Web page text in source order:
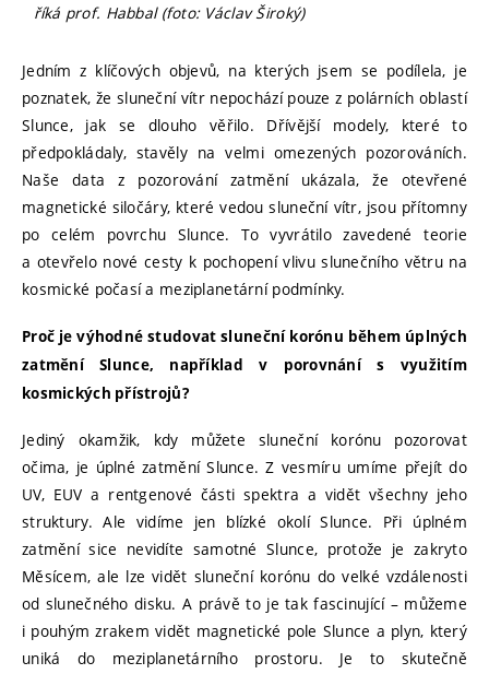
říká prof. Habbal (foto: Václav Široký)
Jedním z klíčových objevů, na kterých jsem se podílela, je
poznatek, že sluneční vítr nepochází pouze z polárních oblastí
Slunce, jak se dlouho věřilo. Dřívější modely, které to
předpokládaly, stavěly na velmi omezených pozorováních.
Naše data z pozorování zatmění ukázala, že otevřené
magnetické siločáry, které vedou sluneční vítr, jsou přítomny
po celém povrchu Slunce. To vyvrátilo zavedené teorie
a otevřelo nové cesty k pochopení vlivu slunečního větru na
kosmické počasí a meziplanetární podmínky.
Proč je výhodné studovat sluneční korónu během úplných
zatmění Slunce, například v porovnání s využitím
kosmických přístrojů?
Jediný okamžik, kdy můžete sluneční korónu pozorovat
očima, je úplné zatmění Slunce. Z vesmíru umíme přejít do
UV, EUV a rentgenové části spektra a vidět všechny jeho
struktury. Ale vidíme jen blízké okolí Slunce. Při úplném
zatmění sice nevidíte samotné Slunce, protože je zakryto
Měsícem, ale lze vidět sluneční korónu do velké vzdálenosti
od slunečného disku. A právě to je tak fascinující – můžeme
i pouhým zrakem vidět magnetické pole Slunce a plyn, který
uniká do meziplanetárního prostoru. Je to skutečně